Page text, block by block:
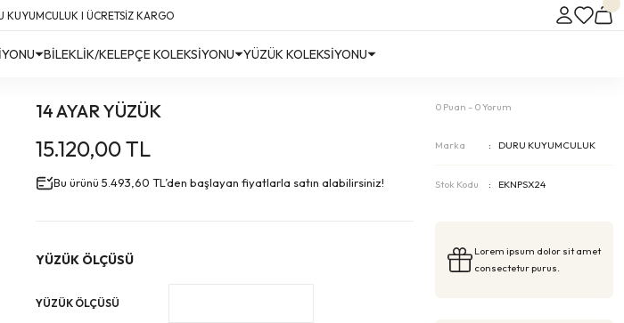
Yerine Ücretsiz Kargo!
Ücretsiz Kargo! #2
Ücretsiz Kargo! #3
BİLEKLİK/KELEPÇE KOLEKSİYONU YÜZÜK KOLEKSİYONU
14 AYAR YÜZÜK
15.120,00 TL
Bu ürünü 5.493,60 TL’den başlayan fiyatlarla satın alabilirsiniz!
YÜZÜK ÖLÇÜSÜ
YÜZÜK ÖLÇÜSÜ
0 Puan - 0 Yorum
Marka DURU KUYUMCULUK
Stok Kodu EKNPSX24
Lorem ipsum dolor sit amet
consectetur purus.